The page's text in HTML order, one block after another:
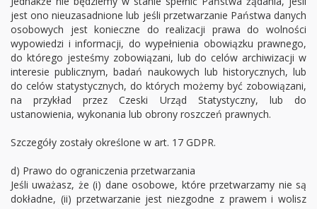
jest ono nieuzasadnione lub jeśli przetwarzanie Państwa danych
osobowych jest konieczne do realizacji prawa do wolności
wypowiedzi i informacji, do wypełnienia obowiązku prawnego,
do którego jesteśmy zobowiązani, lub do celów archiwizacji w
interesie publicznym, badań naukowych lub historycznych, lub
do celów statystycznych, do których możemy być zobowiązani,
na przykład przez Czeski Urząd Statystyczny, lub do
ustanowienia, wykonania lub obrony roszczeń prawnych.
Szczegóły zostały określone w art. 17 GDPR.
d) Prawo do ograniczenia przetwarzania
Jeśli uważasz, że (i) dane osobowe, które przetwarzamy nie są
dokładne, (ii) przetwarzanie jest niezgodne z prawem i wolisz